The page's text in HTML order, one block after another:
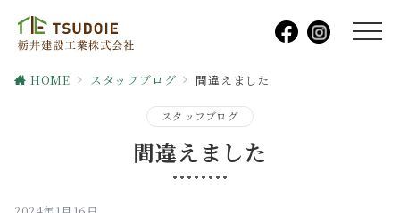
HOME スタッフブログ 間違えました
スタッフブログ
間違えました